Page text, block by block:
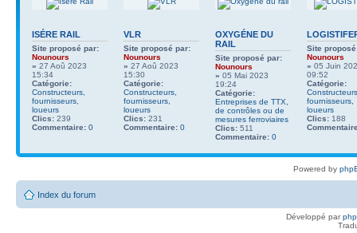
ISÉRE RAIL
Site proposé par:
Nounours
» 27 Aoû 2023
15:34
Catégorie:
Constructeurs,
fournisseurs,
loueurs
Clics: 239
Commentaire: 0
VLR
Site proposé par:
Nounours
» 27 Aoû 2023
15:30
Catégorie:
Constructeurs,
fournisseurs,
loueurs
Clics: 231
Commentaire: 0
OXYGÉNE DU
RAIL
Site proposé par:
Nounours
» 05 Mai 2023
19:24
Catégorie:
Entreprises de TTX,
de contrôles ou de
mesures ferroviaires
Clics: 511
Commentaire: 0
Site
Nounours
» 05 Juin
09:52
Catégorie:
fournisseurs,
loueurs
Clics: 188
Powered by
Index du forum
Développé par